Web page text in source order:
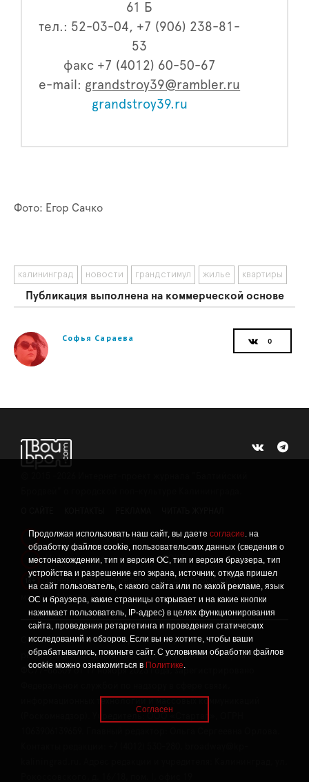
Продолжая использовать наш сайт, вы даете согласие. на
обработку файлов cookie, пользовательских данных (сведения о
местонахождении, тип и версия ОС, тип и версия браузера, тип
устройства и разрешение его экрана, источник, откуда пришел
на сайт пользователь, с какого сайта или по какой рекламе, язык
ОС и браузера, какие страницы открывает и на какие кнопки
нажимает пользователь, IP-адрес) в целях функционирования
сайта, проведения ретаргетинга и проведения статических
исследований и обзоров. Если вы не хотите, чтобы ваши
обрабатывались, покиньте сайт. С условиями обработки файлов
cookie можно ознакомиться в Политике.
Согласен
61 Б
тел.: 52-03-04, +7 (906) 238-81-
53
факс +7 (4012) 60-50-67
e-mail: grandstroy39@rambler.ru
grandstroy39.ru
Фото: Егор Сачко
калининград новости грандстимул жилье квартиры
Публикация выполнена на коммерческой основе
Софья Сараева
! Политика конфиденциальности
! Информация о проведении СОУТ
Данный сайт не предназначен для просмотра лицам
младше 16 лет.
Сетевое издание «Твой Бро», реестровая запись о
регистрации средства массовой информации: серия Эл №